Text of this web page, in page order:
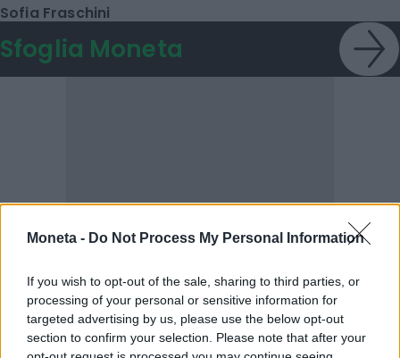
Moneta - Do Not Process My Personal Information
If you wish to opt-out of the sale, sharing to third parties, or
processing of your personal or sensitive information for
targeted advertising by us, please use the below opt-out
section to confirm your selection. Please note that after your
Sofia Fraschini
Sfoglia Moneta
POTREBBERO INTERESSARTI